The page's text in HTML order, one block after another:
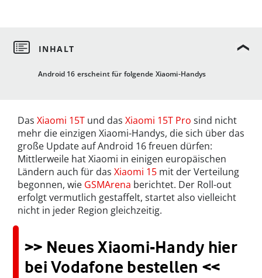
Android 16 erscheint für folgende Xiaomi-Handys
Das Xiaomi 15T und das Xiaomi 15T Pro sind nicht
mehr die einzigen Xiaomi-Handys, die sich über das
große Update auf Android 16 freuen dürfen:
Mittlerweile hat Xiaomi in einigen europäischen
Ländern auch für das Xiaomi 15 mit der Verteilung
begonnen, wie GSMArena berichtet. Der Roll-out
erfolgt vermutlich gestaffelt, startet also vielleicht
nicht in jeder Region gleichzeitig.
>> Neues Xiaomi-Handy hier
bei Vodafone bestellen <<